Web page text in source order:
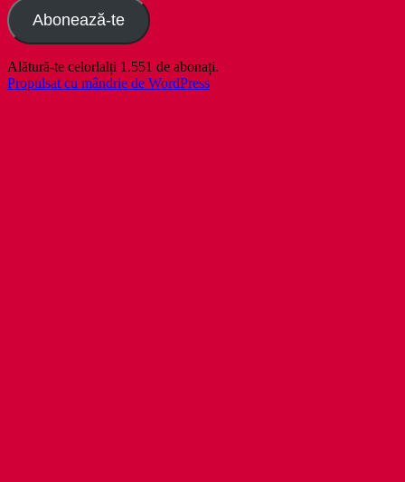
Abonează-te
Alătură-te celorlalți 1.551 de abonați.
Propulsat cu mândrie de WordPress